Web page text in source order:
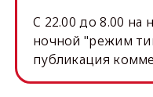
C 22.00 до 8.00 на
ночной "режим
публикация